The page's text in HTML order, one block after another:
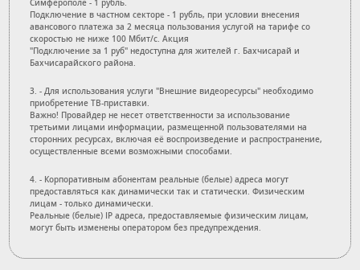
Симферополе - 1 рубль.
Подключение в частном секторе - 1 рубль, при условии внесения
авансового платежа за 2 месяца пользования услугой на тарифе со
скоростью не ниже 100 Мбит/с. Акция
"Подключение за 1 руб" недоступна для жителей г. Бахчисарай и
Бахчисарайского района.
3. - Для использования услуги "Внешние видеоресурсы" необходимо
приобретение ТВ-приставки.
Важно! Провайдер не несет ответственности за использование
третьими лицами информации, размещенной пользователями на
сторонних ресурсах, включая её воспроизведение и распространение,
осуществленные всеми возможными способами.
4. - Корпоративным абонентам реальные (белые) адреса могут
предоставляться как динамически так и статически. Физическим
лицам - только динамически.
Реальные (белые) IP адреса, предоставляемые физическим лицам,
могут быть изменены оператором без предупреждения.